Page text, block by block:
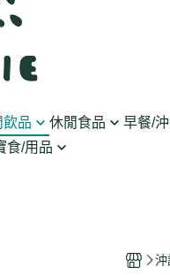
飲品 休閒食品 早餐/
食/用品
沖